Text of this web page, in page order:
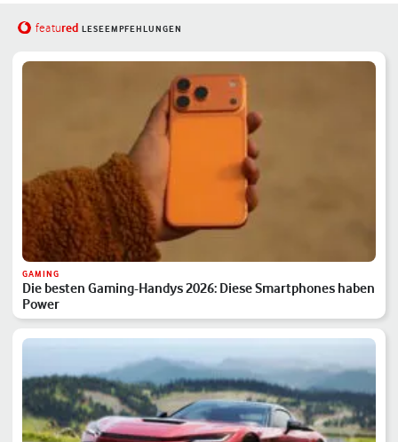
featured LESEEMPFEHLUNGEN
GAMING
Die besten Gaming-Handys 2026: Diese Smartphones haben
Power